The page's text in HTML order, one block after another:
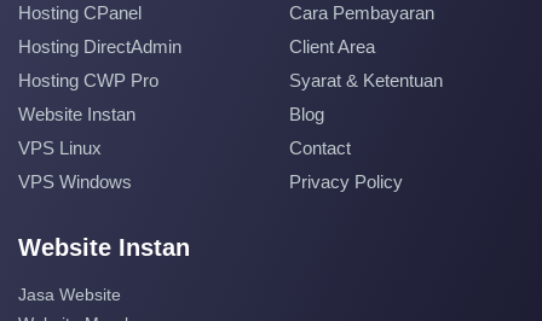
Hosting CPanel
Hosting DirectAdmin
Hosting CWP Pro
Website Instan
VPS Linux
VPS Windows
Cara Pembayaran
Client Area
Syarat & Ketentuan
Blog
Contact
Privacy Policy
Website Instan
Jasa Website